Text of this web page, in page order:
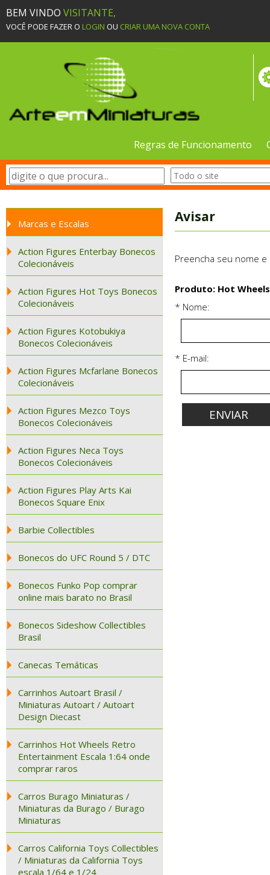
BEM VINDO VISITANTE,
VOCÊ PODE FAZER O LOGIN OU CRIAR UMA NOVA CONTA
Regras de Funcionamento
Marcas e Escalas
Action Figures Enterbay Bonecos
Colecionáveis
Action Figures Hot Toys Bonecos
Colecionáveis
Action Figures Kotobukiya
Bonecos Colecionáveis
Action Figures Mcfarlane Bonecos
Colecionáveis
Action Figures Mezco Toys
Bonecos Colecionáveis
Action Figures Neca Toys
Bonecos Colecionáveis
Action Figures Play Arts Kai
Bonecos Square Enix
Barbie Collectibles
Bonecos do UFC Round 5 / DTC
Bonecos Funko Pop comprar
online mais barato no Brasil
Bonecos Sideshow Collectibles
Brasil
Canecas Temáticas
Carrinhos Autoart Brasil /
Miniaturas Autoart / Autoart
Design Diecast
Carrinhos Hot Wheels Retro
Entertainment Escala 1:64 onde
comprar raros
Carros Burago Miniaturas /
Miniaturas da Burago / Burago
Miniaturas
Carros California Toys Collectibles
/ Miniaturas da California Toys
escala 1/64 e 1/24
Avisar
Preencha seu nome
Produto: Hot
* Nome:
* E-mail: